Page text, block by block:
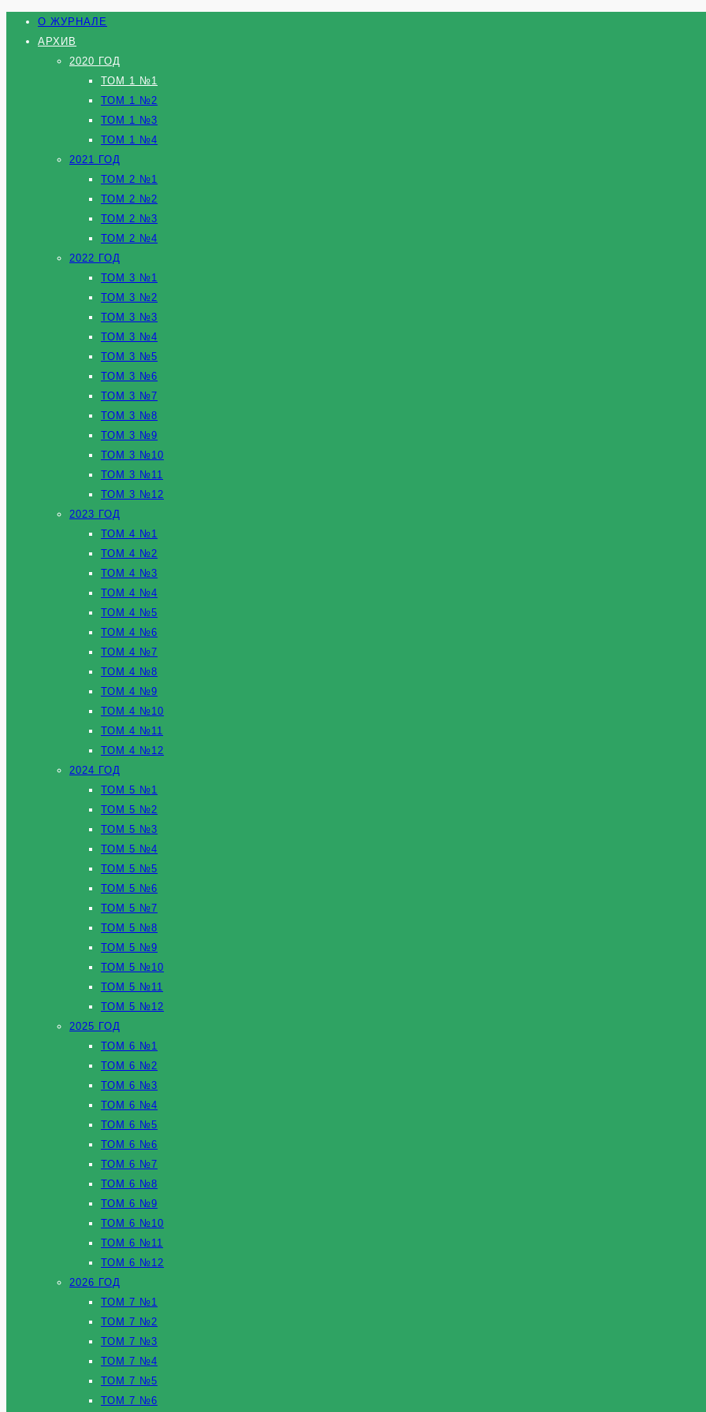
О ЖУРНАЛЕ
АРХИВ
2020 ГОД
ТОМ 1 №1
ТОМ 1 №2
ТОМ 1 №3
ТОМ 1 №4
2021 ГОД
ТОМ 2 №1
ТОМ 2 №2
ТОМ 2 №3
ТОМ 2 №4
2022 ГОД
ТОМ 3 №1
ТОМ 3 №2
ТОМ 3 №3
ТОМ 3 №4
ТОМ 3 №5
ТОМ 3 №6
ТОМ 3 №7
ТОМ 3 №8
ТОМ 3 №9
ТОМ 3 №10
ТОМ 3 №11
ТОМ 3 №12
2023 ГОД
ТОМ 4 №1
ТОМ 4 №2
ТОМ 4 №3
ТОМ 4 №4
ТОМ 4 №5
ТОМ 4 №6
ТОМ 4 №7
ТОМ 4 №8
ТОМ 4 №9
ТОМ 4 №10
ТОМ 4 №11
ТОМ 4 №12
2024 ГОД
ТОМ 5 №1
ТОМ 5 №2
ТОМ 5 №3
ТОМ 5 №4
ТОМ 5 №5
ТОМ 5 №6
ТОМ 5 №7
ТОМ 5 №8
ТОМ 5 №9
ТОМ 5 №10
ТОМ 5 №11
ТОМ 5 №12
2025 ГОД
ТОМ 6 №1
ТОМ 6 №2
ТОМ 6 №3
ТОМ 6 №4
ТОМ 6 №5
ТОМ 6 №6
ТОМ 6 №7
ТОМ 6 №8
ТОМ 6 №9
ТОМ 6 №10
ТОМ 6 №11
ТОМ 6 №12
2026 ГОД
ТОМ 7 №1
ТОМ 7 №2
ТОМ 7 №3
ТОМ 7 №4
ТОМ 7 №5
ТОМ 7 №6